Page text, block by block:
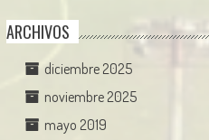
ARCHIVOS
diciembre 2025
noviembre 2025
mayo 2019